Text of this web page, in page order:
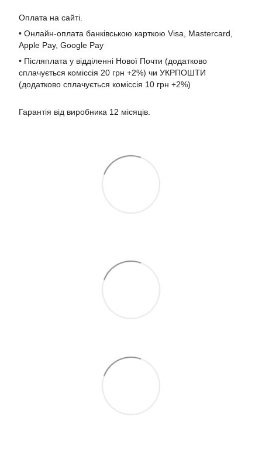
Оплата на сайті.
• Онлайн-оплата банківською карткою Visa, Mastercard,
Apple Pay, Google Pay
• Післяплата у відділенні Нової Почти (додатково
сплачується коміссія 20 грн +2%) чи УКРПОШТИ
(додатково сплачується коміссія 10 грн +2%)
Гарантія від виробника 12 місяців.